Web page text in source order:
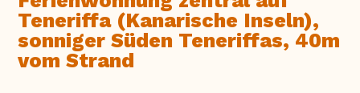
Teneriffa (Kanarische Inseln),
sonniger Süden Teneriffas, 40m
vom Strand